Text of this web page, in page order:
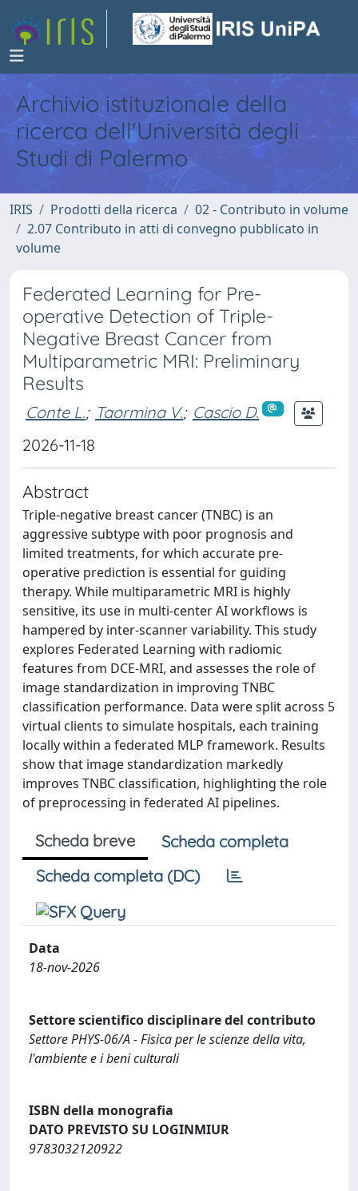
Archivio istituzionale della
ricerca dell'Università degli
Studi di Palermo
IRIS Prodotti della ricerca
02 - Contributo in volume
2.07 Contributo in atti di convegno pubblicato in
volume
Federated Learning for Pre-
operative Detection of Triple-
Negative Breast Cancer from
Multiparametric MRI: Preliminary
Results
Conte L.; Taormina V.; Cascio D.
2026-11-18
Abstract
Triple-negative breast cancer (TNBC) is an
aggressive subtype with poor prognosis and
limited treatments, for which accurate pre-
operative prediction is essential for guiding
therapy. While multiparametric MRI is highly
sensitive, its use in multi-center AI workflows is
hampered by inter-scanner variability. This study
explores Federated Learning with radiomic
features from DCE-MRI, and assesses the role of
image standardization in improving TNBC
classification performance. Data were split across 5
virtual clients to simulate hospitals, each training
locally within a federated MLP framework. Results
show that image standardization markedly
improves TNBC classification, highlighting the role
of preprocessing in federated AI pipelines.
Scheda breve
Scheda completa
Scheda completa (DC)
Data
18-nov-2026
Settore scientifico disciplinare del contributo
Settore PHYS-06/A - Fisica per le scienze della vita,
l'ambiente e i beni culturali
ISBN della monografia
DATO PREVISTO SU LOGINMIUR
9783032120922